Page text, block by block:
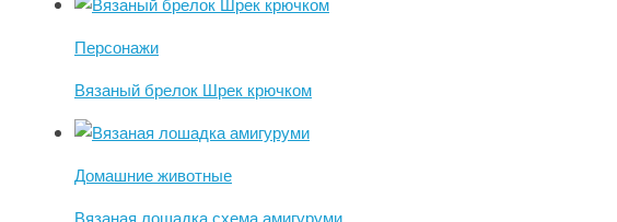
Персонажи
Вязаный брелок Шрек крючком
Домашние животные
Вязаная лошадка схема амигуруми